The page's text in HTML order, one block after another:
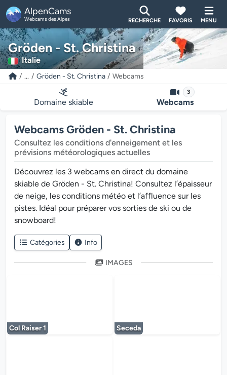
AlpenCams
Webcams des Alpes RECHERCHE FAVORIS MENU
Gröden - St. Christina
Italie
... Gröden - St. Christina Webcams
Domaine skiable
3
Webcams
Webcams Gröden - St. Christina
Consultez les conditions d'enneigement et les
prévisions météorologiques actuelles
Découvrez les 3 webcams en direct du domaine
skiable de Gröden - St. Christina! Consultez l’épaisseur
de neige, les conditions météo et l’affluence sur les
pistes. Idéal pour préparer vos sorties de ski ou de
snowboard!
Catégories Info
IMAGES
Col Raiser 1 Seceda